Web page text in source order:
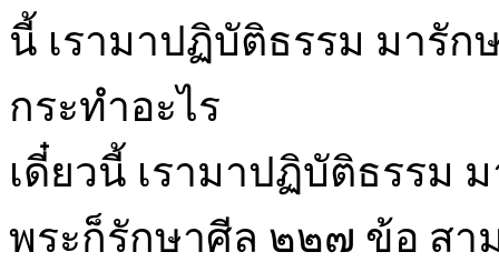
นี้ เรามาปฏิบัติธรรม มารัก
กระทำอะไร
เดี๋ยวนี้ เรามาปฏิบัติธรรม
พระก็รักษาศีล ๒๒๗ ข้อ สา